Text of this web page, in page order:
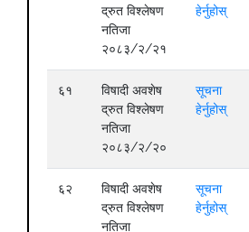
द्रुत विश्लेषण
नतिजा
२०८३/२/२१
हेर्नुहोस्
६१
विषादी अवशेष
द्रुत विश्लेषण
नतिजा
२०८३/२/२०
सूचना
हेर्नुहोस्
६२
विषादी अवशेष
द्रुत विश्लेषण
नतिजा
सूचना
हेर्नुहोस्